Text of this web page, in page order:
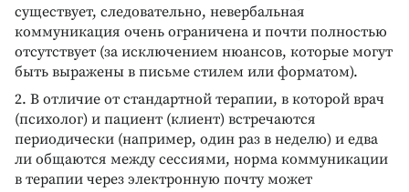
существует, следовательно, невербальная
коммуникация очень ограничена и почти полностью
отсутствует (за исключением нюансов, которые могут
быть выражены в письме стилем или форматом).
2. В отличие от стандартной терапии, в которой врач
(психолог) и пациент (клиент) встречаются
периодически (например, один раз в неделю) и едва
ли общаются между сессиями, норма коммуникации
в терапии через электронную почту может